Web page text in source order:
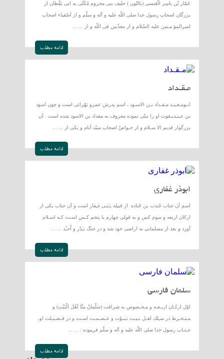
عَمّار بْن ياسِر الْعَنسى (بالنّون ) حليف بنى مخزوم مُكَنّى به ابى يَقْظان از
بزرگان اصحاب رسول خدا صلى اللّه عليه و آله و سلّم و از اَصْفياء اصحاب
اميرالمؤ مـنين عليه السّلام و از معذّبين فى اللّه و از ... ...
ادامه مطلب
مـقـداد
ابـومـعـبـد مـقـداد بـن الاسـود ، اسم پدرش عمرو بَهْرائى است و چون اسود
بن عـبـديـغوث او را تبنّى نموده معروف به مقداد بن الاسود شده است . آن
بزرگوار قديم الا سـلام و از خـواصّ اصحاب سيّد اَنام و يكى از ... ...
ادامه مطلب
ابوذر غفارى
اسم آن جناب جُندب بن جُناده از قبيله بـَنـى غـِفار است و آن جناب يكى از
اركان اربعه و سوم كس و به قولى چهارم يا پنجم كـس اسـت كـه اسـلام
آورد و بعد از مسلمانى به اراضى خود شد و در جنگ بـَدْر و اُحـُد ... ...
ادامه مطلب
سلمان فارسی
اوّل اركـان اربـعـه و مـخـصوص به شرافت (سَلْمانُ منَّا اَهْلَ الْبَيْتِ) و
مـنـخـرط در سـِلك اهـل بـيـت نـبـوّت و عـصـمـت اسـت و در فـضـيـلت او،
جـنـاب رسول خدا صلى اللّه عليه و آله و سلّم فرموده : ... ...
ادامه مطلب